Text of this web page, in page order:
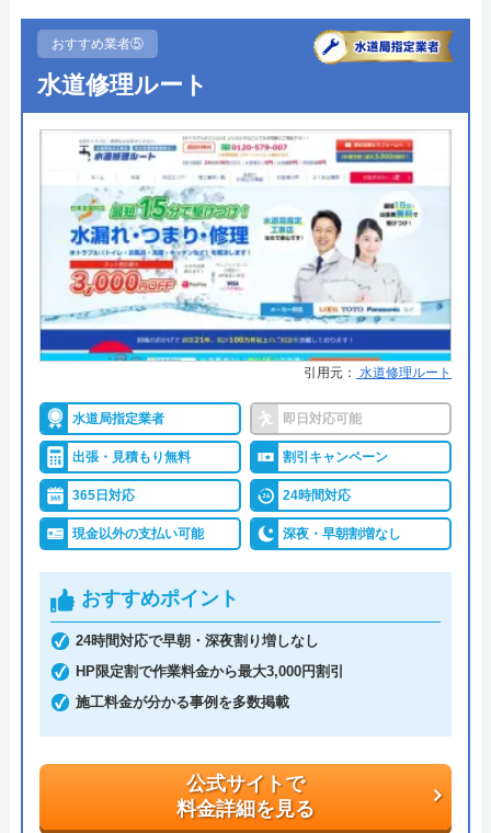
●定休日
●出張見積もり 出張見積もり無料
●支払い方法 現金、クレジットカード
●累計実績 施工対応数240万件以上
●保証・保険 ―
詳細は公式HPでご確認ください
水の生活救急車がおすすめの理由
拠点数2270店舗と日本全国に拠点を構え、年中無休
で対応をしています。日中はコールセンターにて問
い合わせ受付をしてくれるので、すぐに相談ができ
水トラブルの不安もすぐに解消できます。
調整作業のみであれば8,800円～と明朗会計。問い合
わせから見積もりまですべて無料でできるので、ま
日本全国の水トラブルに対応している水の生活救急
車はトイレのみならず洗面所やキッチン、お風呂な
どにも対応してくれる水まわりトラブル解決のスペ
おすすめポイントとしてはこれまでの施工対応実績
は240万件以上と豊富な実績数があり、また最短5分
おすすめ業者⑤
水道修理ルート
引用元： 水道修理ルート
水道局指定業者 即日対応可能
出張・見積もり無料 割引キャンペーン
365日対応 24時間対応
現金以外の支払い可能 深夜・早朝割増なし
おすすめポイント
24時間対応で早朝・深夜割り増しなし
HP限定割で作業料金から最大3,000円割引
施工料金が分かる事例を多数掲載
公式サイトで
料金詳細を見る